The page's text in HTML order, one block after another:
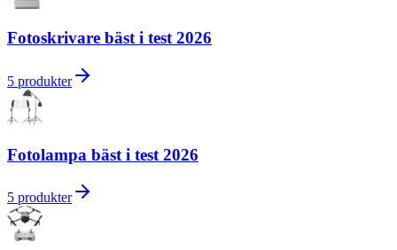
Fotoskrivare bäst i test 2026
5 produkter
Fotolampa bäst i test 2026
5 produkter